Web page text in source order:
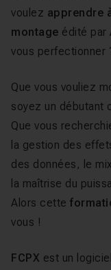
voulez apprendre
montage édité par
vous perfectionner
Que vous vouliez
soyez un débutant
Que vous
la gestion des
des données, le
la maîtrise du
Alors cette
vous !
FCPX est un